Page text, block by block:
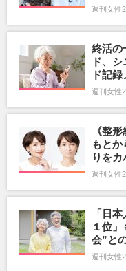
週刊女性
終活の
ド、
ド記
週刊女性
《整
もと
りを
週刊女性
「日
１位
会”と
週刊女性